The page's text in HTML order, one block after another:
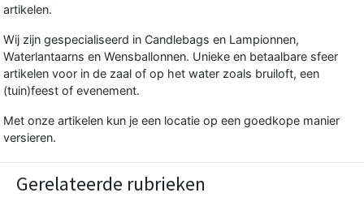
artikelen.
Wij zijn gespecialiseerd in Candlebags en Lampionnen,
Waterlantaarns en Wensballonnen. Unieke en betaalbare sfeer
artikelen voor in de zaal of op het water zoals bruiloft, een
(tuin)feest of evenement.
Met onze artikelen kun je een locatie op een goedkope manier
versieren.
Gerelateerde rubrieken